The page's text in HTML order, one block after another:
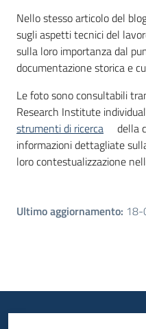
Nello stesso articolo del
sugli aspetti tecnici del
sulla loro importanza dal
documentazione storica e
Le foto sono consultabili
Research Institute
strumenti di ricerca
della
informazioni dettagliate
loro contestualizzazione
Ultimo aggiornamento: